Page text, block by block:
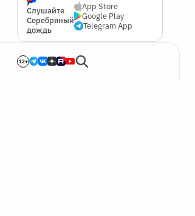
Слушайте
Серебряный
дождь
App Store
Google Play
Telegram App
12+